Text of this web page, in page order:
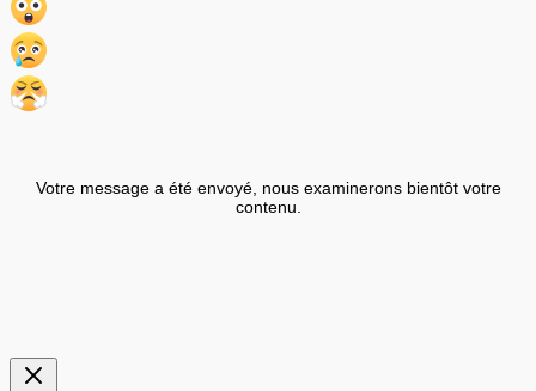
Votre message a été envoyé, nous examinerons bientôt votre
contenu.